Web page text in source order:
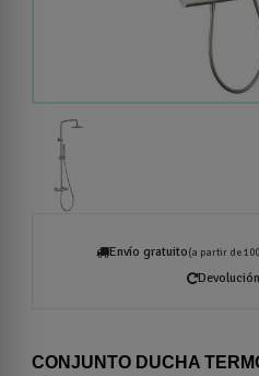
Envío gratuito(a partir de
CONJUNTO DUCHA